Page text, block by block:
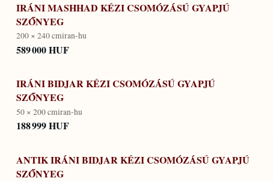
IRÁNI MASHHAD KÉZI CSOMÓZÁSÚ GYAPJÚ
SZŐNYEG
200 × 240 cmiran-hu
589 000 HUF
IRÁNI BIDJAR KÉZI CSOMÓZÁSÚ GYAPJÚ
SZŐNYEG
50 × 200 cmiran-hu
188 999 HUF
ANTIK IRÁNI BIDJAR KÉZI CSOMÓZÁSÚ GYAPJÚ
SZŐNYEG